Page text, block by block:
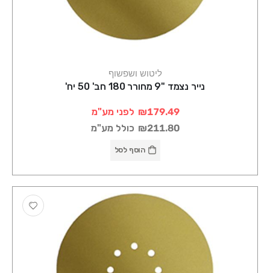
ליטוש ושפשוף
נייר נצמד "9 מחורר 180 חב' 50 יח'
₪179.49 לפני מע"מ
₪211.80 כולל מע"מ
הוסף לסל